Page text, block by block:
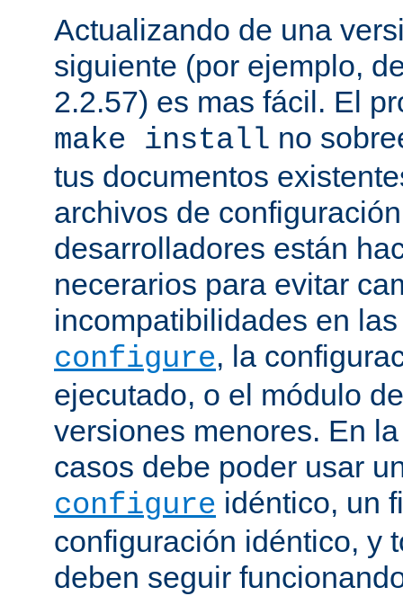
Actualizando de una
siguiente (por ejemplo,
2.2.57) es mas fácil. El
make install no
tus documentos
archivos de
desarrolladores están
necerarios para evitar
incompatibilidades en
configure, la
ejecutado, o el módulo
versiones menores. En
casos debe poder usar
configure idéntico, un
configuración idéntico, y
deben seguir